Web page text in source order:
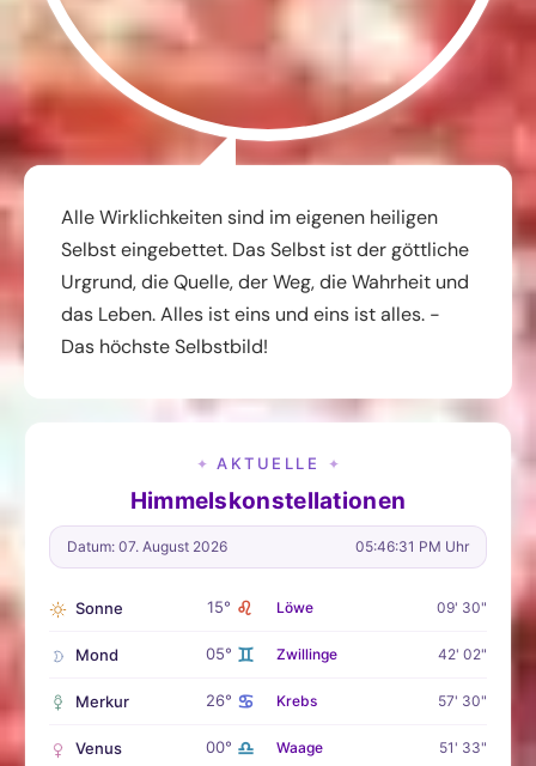
Alle Wirklichkeiten sind im eigenen heiligen
Selbst eingebettet. Das Selbst ist der göttliche
Urgrund, die Quelle, der Weg, die Wahrheit und
das Leben. Alles ist eins und eins ist alles. -
Das höchste Selbstbild!
✦ AKTUELLE ✦
Himmelskonstellationen
Datum: 07. August 2026 05:46:32 PM Uhr
Sonne 15° ♌ Löwe 09' 30"
Mond 05° ♊ Zwillinge 42' 02"
Merkur 26° ♋ Krebs 57' 30"
Venus 00° ♎ Waage 51' 33"